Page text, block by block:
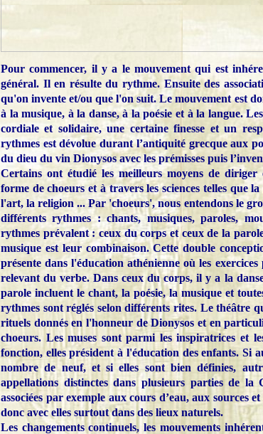
Pour commencer, il y a le mouvement qui est
général. Il en résulte du rythme. Ensuite des
qu'on invente et/ou que l'on suit. Le mouvement est
à la musique, à la danse, à la poésie et à la langue.
cordiale et solidaire, une certaine finesse et un
rythmes est dévolue durant l’antiquité grecque aux
du dieu du vin Dionysos avec les prémisses puis
Certains ont étudié les meilleurs moyens de diriger
forme de choeurs et à travers les sciences telles que
l'art, la religion ... Par 'choeurs', nous entendons le
différents rythmes : chants, musiques, paroles,
rythmes prévalent : ceux du corps et ceux de la
musique est leur combinaison. Cette double
présente dans l'éducation athénienne où les
relevant du verbe. Dans ceux du corps, il y a la
parole incluent le chant, la poésie, la musique et
rythmes sont réglés selon différents rites. Le théâtre
rituels donnés en l'honneur de Dionysos et en
choeurs. Les muses sont parmi les inspiratrices et
fonction, elles président à l'éducation des enfants. Si
nombre de neuf, et si elles sont bien définies,
appellations distinctes dans plusieurs parties de la
associées par exemple aux cours d’eau, aux sources
donc avec elles surtout dans des lieux naturels.
Les changements continuels, les mouvements